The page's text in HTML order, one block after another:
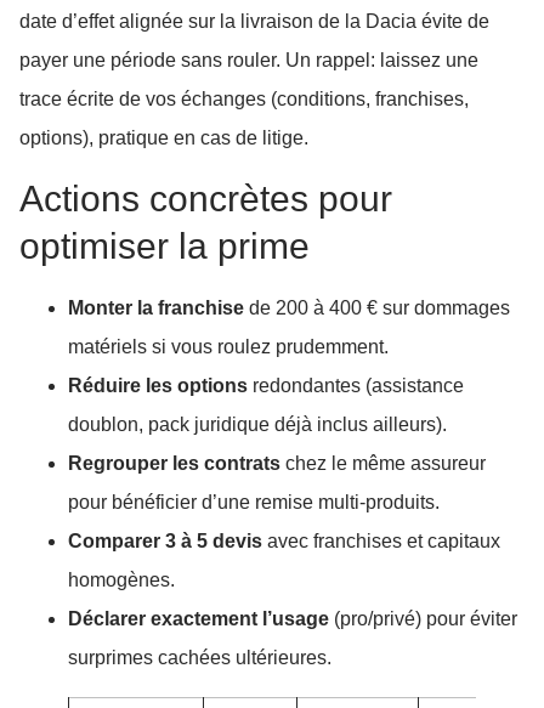
date d’effet alignée sur la livraison de la Dacia évite de
payer une période sans rouler. Un rappel: laissez une
trace écrite de vos échanges (conditions, franchises,
options), pratique en cas de litige.
Actions concrètes pour
optimiser la prime
Monter la franchise de 200 à 400 € sur dommages
matériels si vous roulez prudemment.
Réduire les options redondantes (assistance
doublon, pack juridique déjà inclus ailleurs).
Regrouper les contrats chez le même assureur
pour bénéficier d’une remise multi-produits.
Comparer 3 à 5 devis avec franchises et capitaux
homogènes.
Déclarer exactement l’usage (pro/privé) pour éviter
surprimes cachées ultérieures.